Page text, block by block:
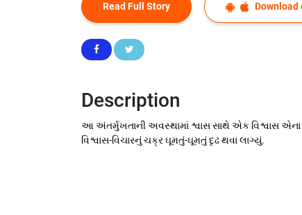
Read Full Story Download
Description
આ અંતર્મુખતાની અવસ્થામાં શ્વાસ સાથે એક વિશ્વાસ
વિશ્વાસ-વિચારનું ચક્ર ઘૂમતું-ઘૂમતું દૃઢ થવા લાગ્યું.